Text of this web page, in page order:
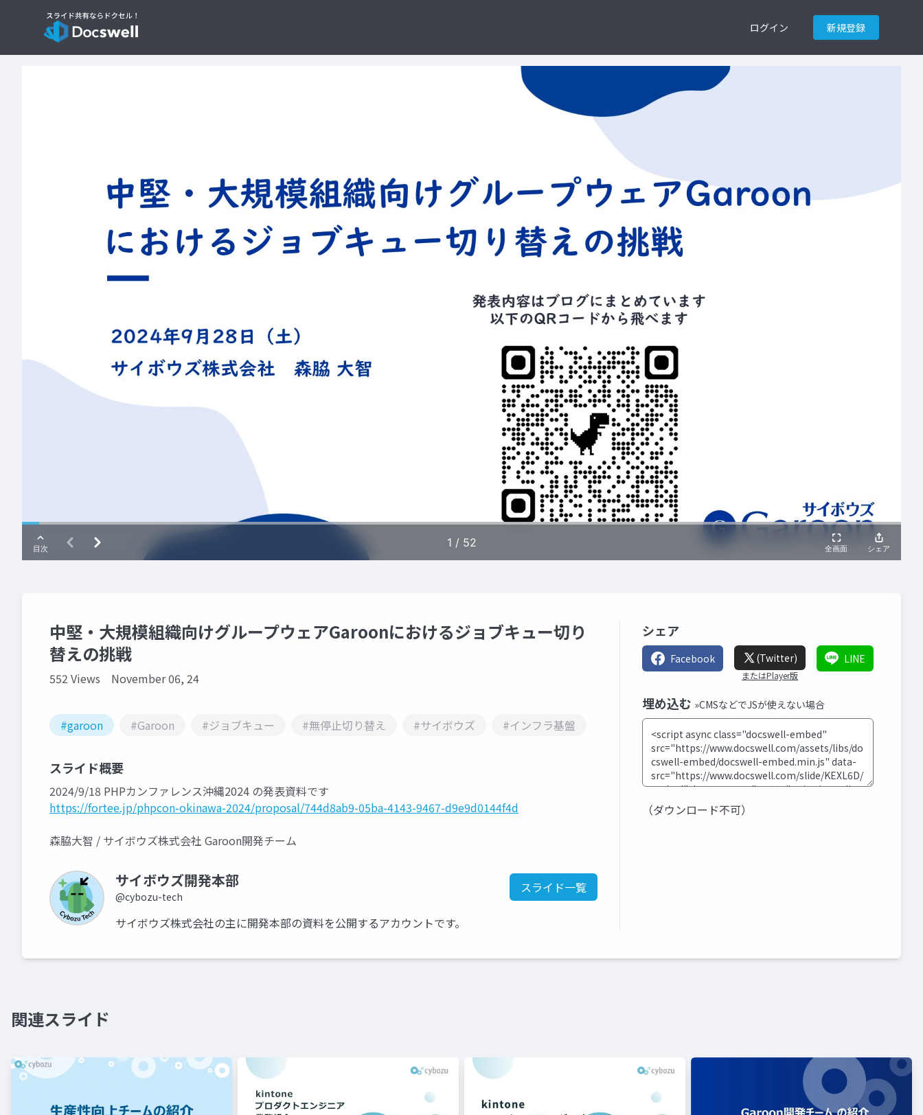
ログイン 新規登録
中堅・大規模組織向けグループウェアGaroonにおけるジョブキュー切り
替えの挑戦
552 Views November 06, 24
#garoon #Garoon #ジョブキュー #無停止切り替え #サイボウズ #インフラ基盤
スライド概要
2024/9/18 PHPカンファレンス沖縄2024 の発表資料です
https://fortee.jp/phpcon-okinawa-2024/proposal/744d8ab9-05ba-4143-9467-d9e9d0144f4d
森脇大智 / サイボウズ株式会社 Garoon開発チーム
サイボウズ開発本部
@cybozu-tech
スライド一覧
サイボウズ株式会社の主に開発本部の資料を公開するアカウントです。
シェア
Facebook (Twitter)
またはPlayer版
LINE
埋め込む »CMSなどでJSが使えない場合
（ダウンロード不可）
関連スライド